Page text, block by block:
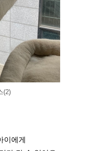
(2)
이에게